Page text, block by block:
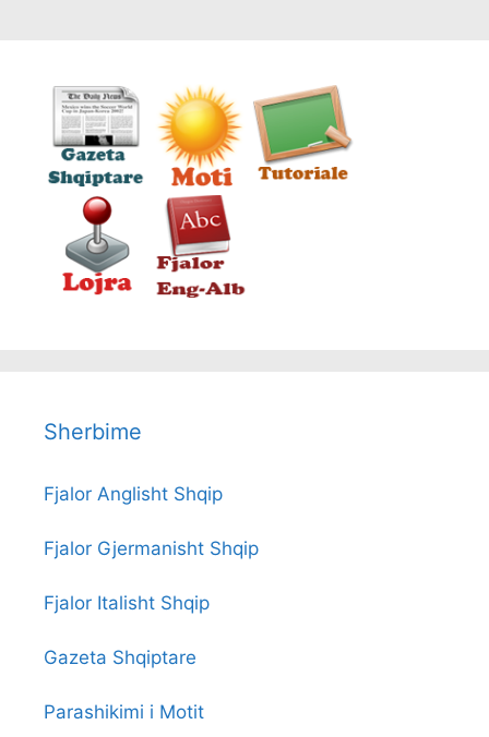
Sherbime
Fjalor Anglisht Shqip
Fjalor Gjermanisht Shqip
Fjalor Italisht Shqip
Gazeta Shqiptare
Parashikimi i Motit